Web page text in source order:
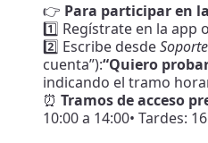
👉 Para participar en
1️⃣ Regístrate en la app
2️⃣ Escribe desdeSoporte
cuenta”):“Quiero
indicando el tramo
⏰ Tramos de acceso
10:00 a 14:00• Tardes: